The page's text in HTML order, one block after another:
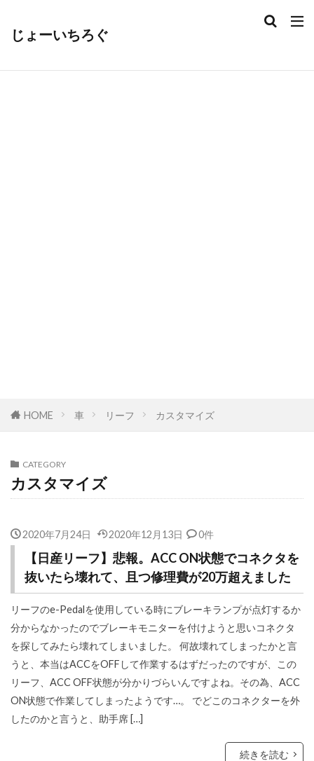
じょーいちろぐ
HOME 車 リーフ カスタマイズ
CATEGORY
カスタマイズ
2020年7月24日 2020年12月13日 0件
【日産リーフ】悲報。ACC ON状態でコネクタを
抜いたら壊れて、且つ修理費が20万超えました
リーフのe-Pedalを使用している時にブレーキランプが点灯するか
分からなかったのでブレーキモニターを付けようと思いコネクタ
を探してみたら壊れてしまいました。 何故壊れてしまったかと言
うと、本当はACCをOFFして作業するはずだったのですが、この
リーフ、ACC OFF状態が分かりづらいんですよね。その為、ACC
ON状態で作業してしまったようです…。 でどこのコネクターを外
したのかと言うと、助手席 […]
続きを読む